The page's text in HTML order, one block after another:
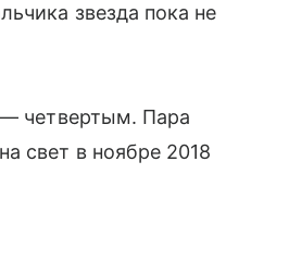
звезда пока не
четвертым. Пара
свет в ноябре 2018